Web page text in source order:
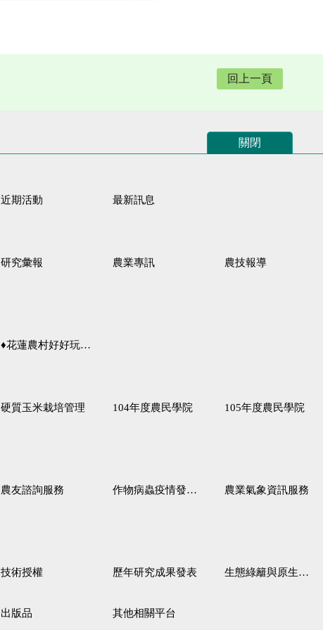
回上一頁
關閉
近期活動 最新訊息
研究彙報 農業專訊 農技報導
♦花蓮農村好好玩♦「原、生、慢、活」四條遊程推薦
硬質玉米栽培管理 104年度農民學院 105年度農民學院
農友諮詢服務 作物病蟲疫情發生預測 農業氣象資訊服務
技術授權 歷年研究成果發表 生態綠籬與原生野花植生毯
出版品 其他相關平台